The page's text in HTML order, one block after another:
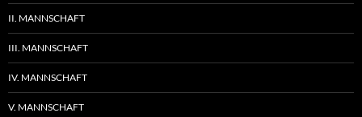
II. MANNSCHAFT
III. MANNSCHAFT
IV. MANNSCHAFT
V. MANNSCHAFT